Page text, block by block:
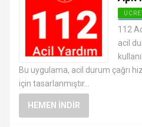
112
acil
Bu uygulama, acil durum çağrı
için tasarlanmıştır...
HEMEN İNDIR